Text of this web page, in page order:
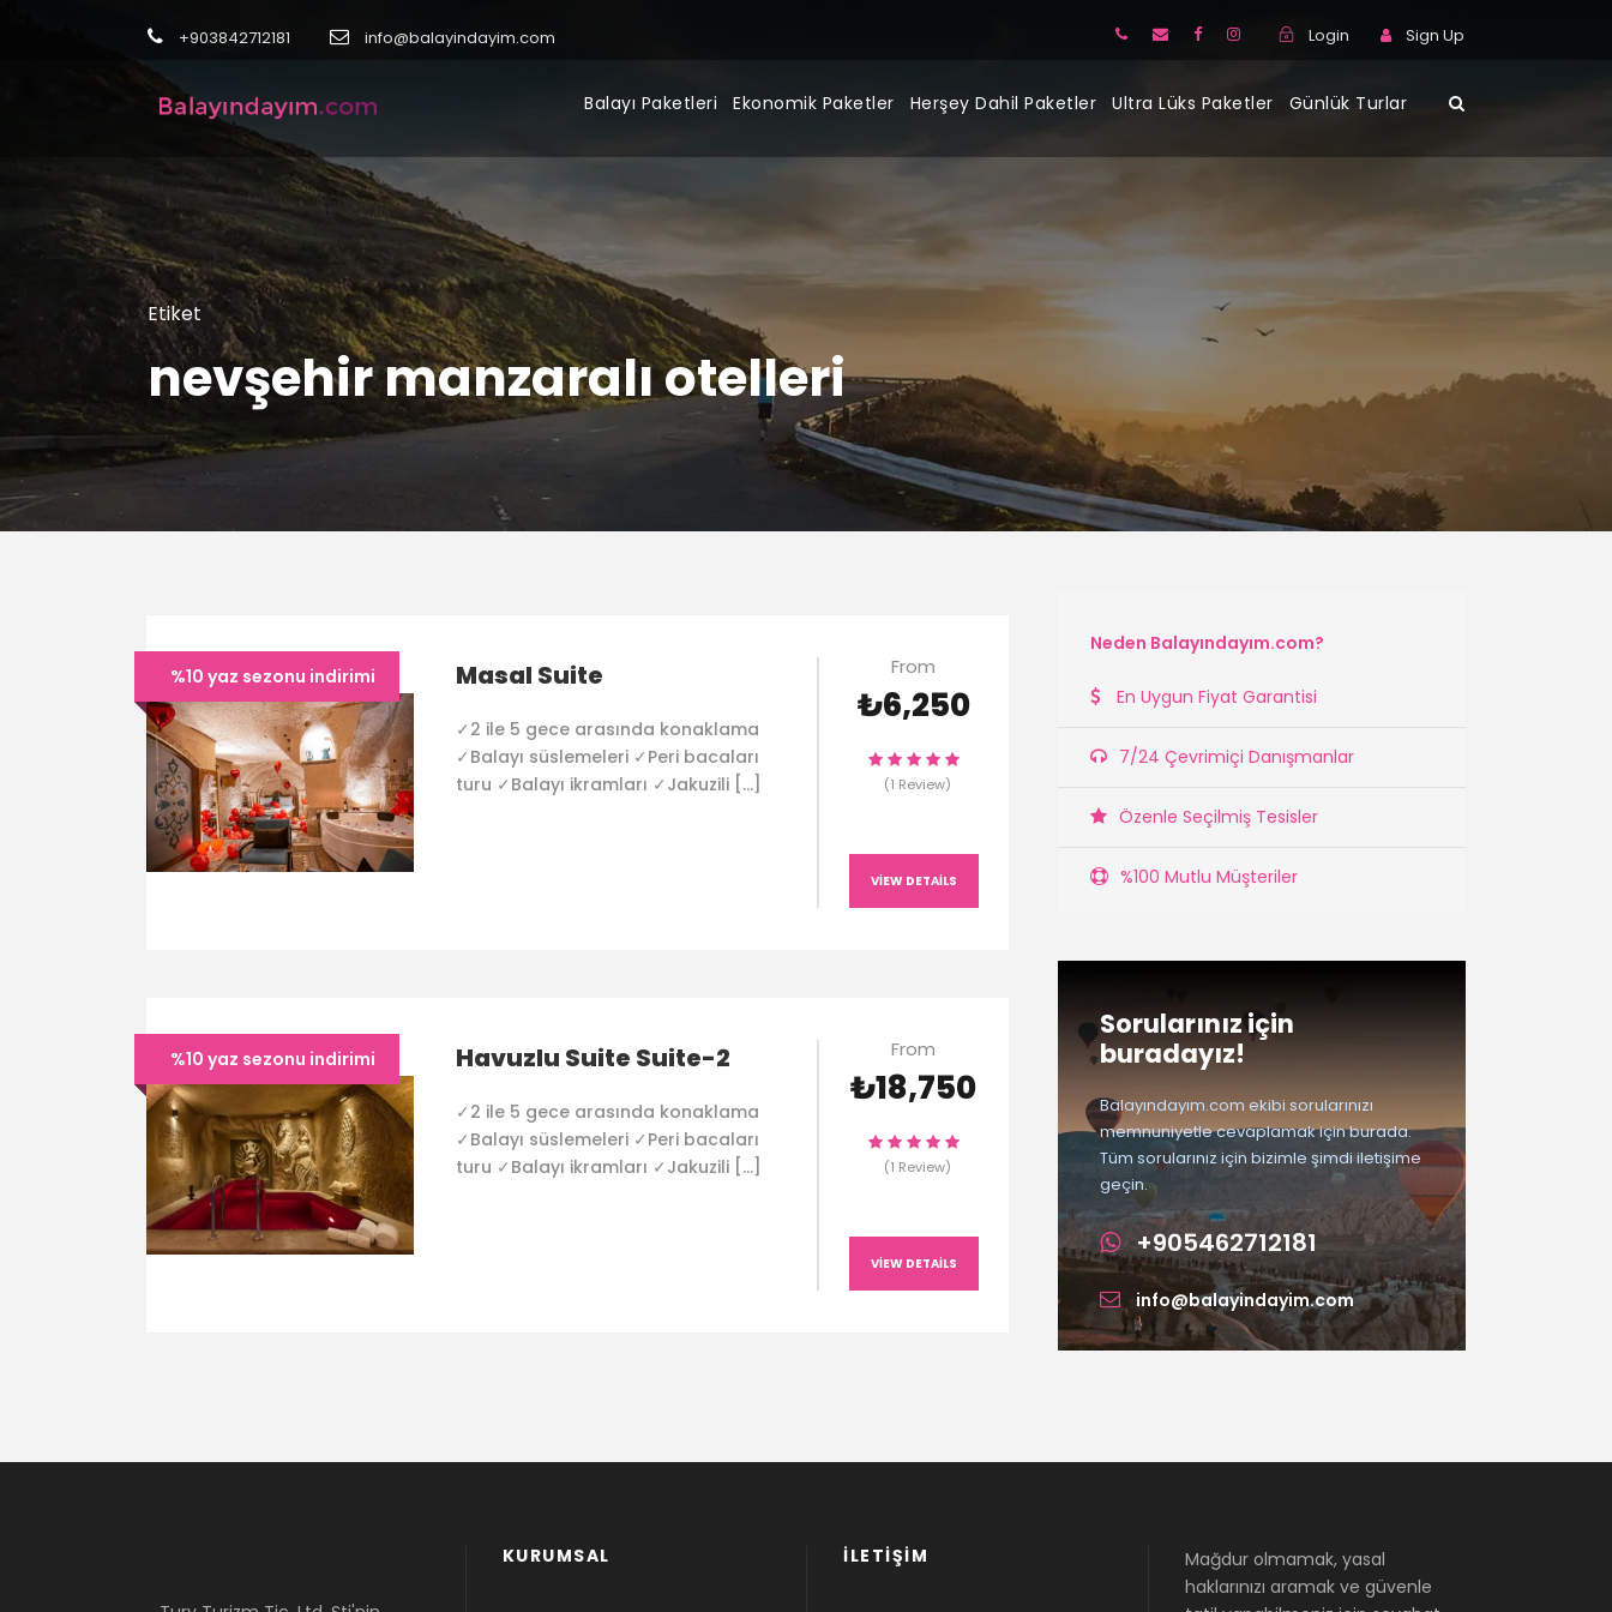
+903842712181 info@balayindayim.com Login Sign Up
Balayı Paketleri Ekonomik Paketler Herşey Dahil Paketler Ultra Lüks Paketler Günlük Turlar
Etiket
nevşehir manzaralı otelleri
%10 yaz sezonu indirimi Masal Suite
✓2 ile 5 gece arasında konaklama
✓Balayı süslemeleri ✓Peri bacaları
turu ✓Balayı ikramları ✓Jakuzili […]
From
₺6,250
(1 Review)
VIEW DETAILS
%10 yaz sezonu indirimi Havuzlu Suite Suite-2
✓2 ile 5 gece arasında konaklama
✓Balayı süslemeleri ✓Peri bacaları
turu ✓Balayı ikramları ✓Jakuzili […]
From
₺18,750
(1 Review)
VIEW DETAILS
Neden Balayındayım.com?
En Uygun Fiyat Garantisi
7/24 Çevrimiçi Danışmanlar
Özenle Seçilmiş Tesisler
%100 Mutlu Müşteriler
Sorularınız için
buradayız!
Balayındayım.com ekibi sorularınızı
memnuniyetle cevaplamak için burada.
Tüm sorularınız için bizimle şimdi iletişime
geçin.
+905462712181
info@balayindayim.com
KURUMSAL İLETİŞİM
Mağdur olmamak, yasal
haklarınızı aramak ve güvenle